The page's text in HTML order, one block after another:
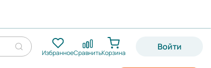
ИзбранноеСравнитьКорзина
Войти